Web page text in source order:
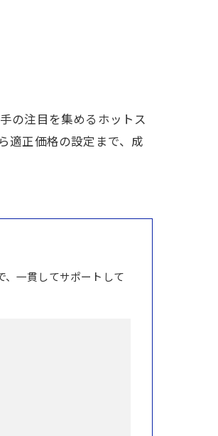
の注目を集めるホットス
適正価格の設定まで、成
一貫してサポートして